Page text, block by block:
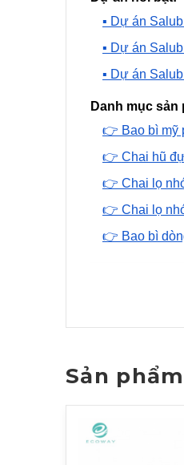
▪️ Dự án
▪️ Dự án
▪️ Dự án
Danh mục
👉 Bao bì mỹ
👉 Chai hũ
👉 Chai lọ
👉 Chai lọ
👉 Bao bì
Sản